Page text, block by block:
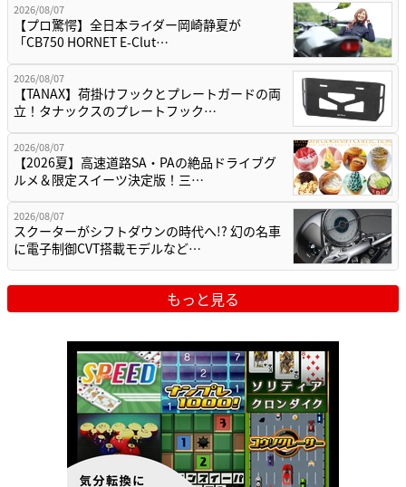
2026/08/07
【プロ驚愕】全日本ライダー岡崎静夏が
「CB750 HORNET E-Clut…
2026/08/07
【TANAX】荷掛けフックとプレートガードの両
立！タナックスのプレートフック…
2026/08/07
【2026夏】高速道路SA・PAの絶品ドライブグ
ルメ＆限定スイーツ決定版！三…
2026/08/07
スクーターがシフトダウンの時代へ!? 幻の名車
に電子制御CVT搭載モデルなど…
もっと見る